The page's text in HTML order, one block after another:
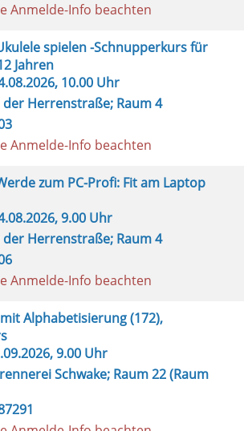
Anmelde-Info beachten
spielen -Schnupperkurs für
Jahren
10.00 Uhr
der Herrenstraße; Raum 4
Anmelde-Info beachten
zum PC-Profi: Fit am Laptop
9.00 Uhr
der Herrenstraße; Raum 4
Anmelde-Info beachten
Alphabetisierung (172),
9.00 Uhr
Schwake; Raum 22 (Raum